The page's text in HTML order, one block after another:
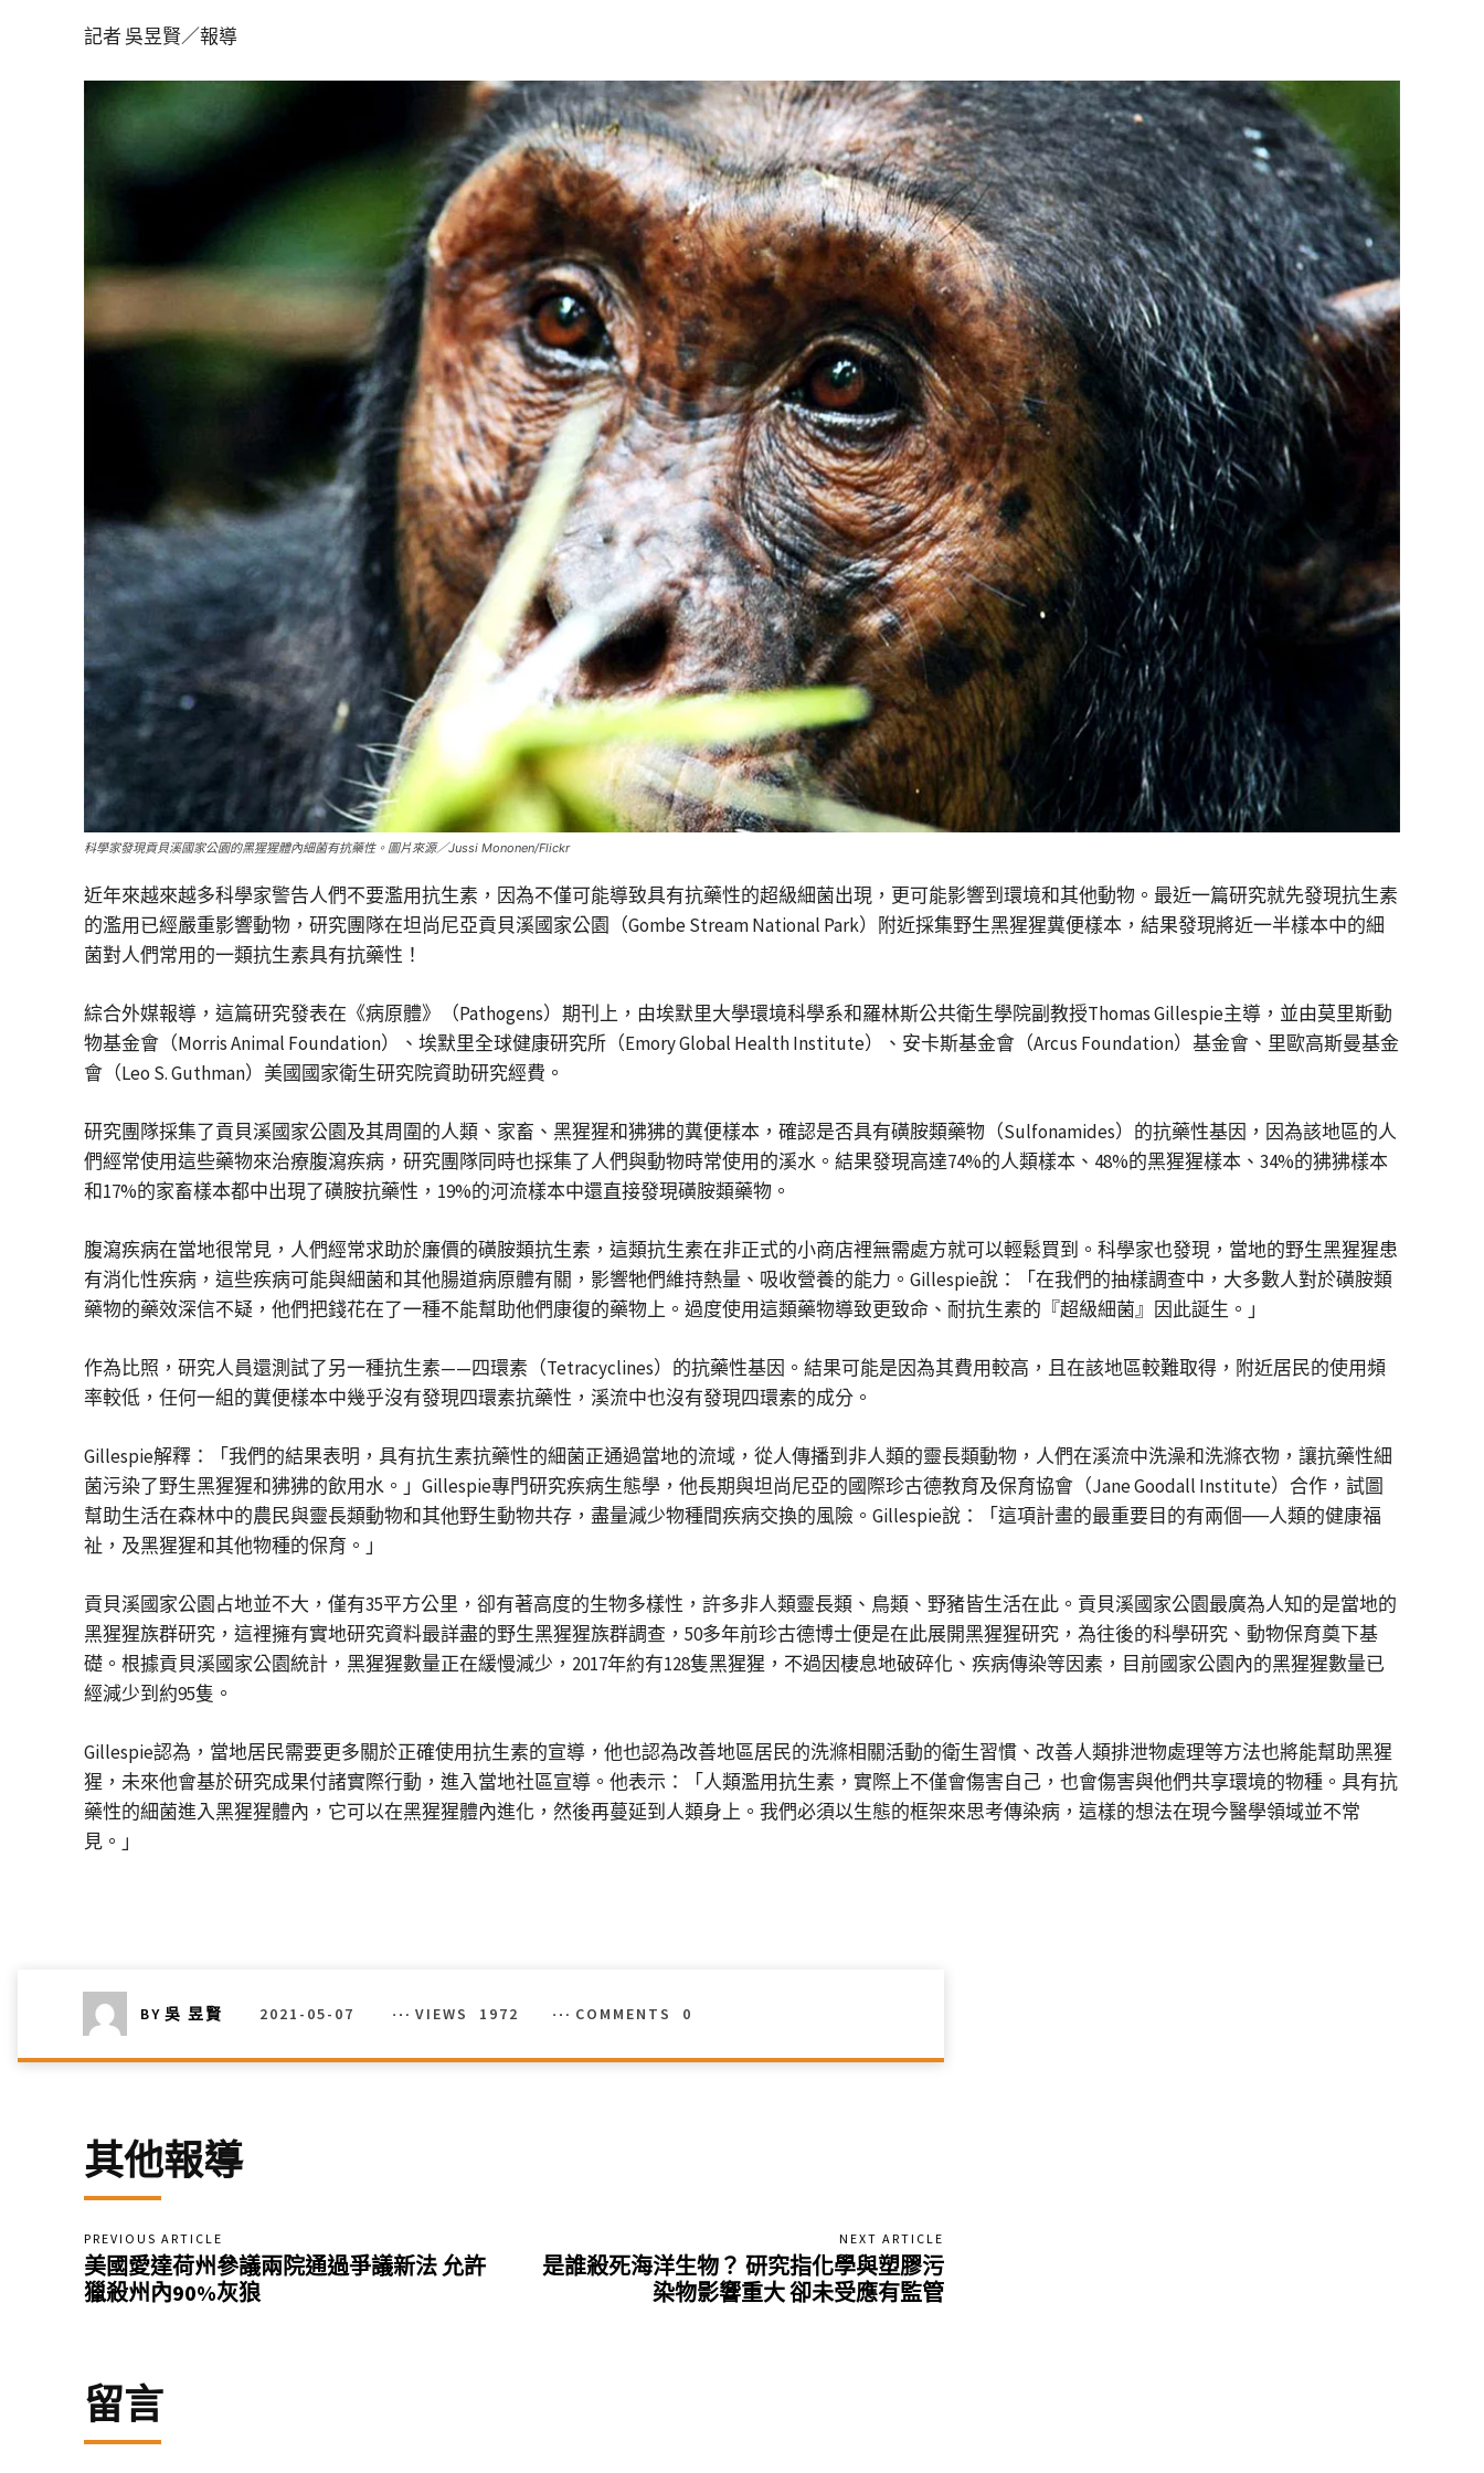
記者 吳昱賢／報導
科學家發現貢貝溪國家公園的黑猩猩體內細菌有抗藥性。圖片來源／Jussi Mononen/Flickr
近年來越來越多科學家警告人們不要濫用抗生素，因為不僅可能導致具有抗藥性的超級細菌出現，更可能影響到環境和其他動物。最近一篇研究就先發現抗生素
的濫用已經嚴重影響動物，研究團隊在坦尚尼亞貢貝溪國家公園（Gombe Stream National Park）附近採集野生黑猩猩糞便樣本，結果發現將近一半樣本中的細
菌對人們常用的一類抗生素具有抗藥性！
綜合外媒報導，這篇研究發表在《病原體》（Pathogens）期刊上，由埃默里大學環境科學系和羅林斯公共衛生學院副教授Thomas Gillespie主導，並由莫里斯動
物基金會（Morris Animal Foundation）、埃默里全球健康研究所（Emory Global Health Institute）、安卡斯基金會（Arcus Foundation）基金會、里歐高斯曼基金
會（Leo S. Guthman）美國國家衛生研究院資助研究經費。
研究團隊採集了貢貝溪國家公園及其周圍的人類、家畜、黑猩猩和狒狒的糞便樣本，確認是否具有磺胺類藥物（Sulfonamides）的抗藥性基因，因為該地區的人
們經常使用這些藥物來治療腹瀉疾病，研究團隊同時也採集了人們與動物時常使用的溪水。結果發現高達74%的人類樣本、48%的黑猩猩樣本、34%的狒狒樣本
和17%的家畜樣本都中出現了磺胺抗藥性，19%的河流樣本中還直接發現磺胺類藥物。
腹瀉疾病在當地很常見，人們經常求助於廉價的磺胺類抗生素，這類抗生素在非正式的小商店裡無需處方就可以輕鬆買到。科學家也發現，當地的野生黑猩猩患
有消化性疾病，這些疾病可能與細菌和其他腸道病原體有關，影響牠們維持熱量、吸收營養的能力。Gillespie說：「在我們的抽樣調查中，大多數人對於磺胺類
藥物的藥效深信不疑，他們把錢花在了一種不能幫助他們康復的藥物上。過度使用這類藥物導致更致命、耐抗生素的『超級細菌』因此誕生。」
作為比照，研究人員還測試了另一種抗生素——四環素（Tetracyclines）的抗藥性基因。結果可能是因為其費用較高，且在該地區較難取得，附近居民的使用頻
率較低，任何一組的糞便樣本中幾乎沒有發現四環素抗藥性，溪流中也沒有發現四環素的成分。
Gillespie解釋：「我們的結果表明，具有抗生素抗藥性的細菌正通過當地的流域，從人傳播到非人類的靈長類動物，人們在溪流中洗澡和洗滌衣物，讓抗藥性細
菌污染了野生黑猩猩和狒狒的飲用水。」Gillespie專門研究疾病生態學，他長期與坦尚尼亞的國際珍古德教育及保育協會（Jane Goodall Institute）合作，試圖
幫助生活在森林中的農民與靈長類動物和其他野生動物共存，盡量減少物種間疾病交換的風險。Gillespie說：「這項計畫的最重要目的有兩個──人類的健康福
祉，及黑猩猩和其他物種的保育。」
貢貝溪國家公園占地並不大，僅有35平方公里，卻有著高度的生物多樣性，許多非人類靈長類、鳥類、野豬皆生活在此。貢貝溪國家公園最廣為人知的是當地的
黑猩猩族群研究，這裡擁有實地研究資料最詳盡的野生黑猩猩族群調查，50多年前珍古德博士便是在此展開黑猩猩研究，為往後的科學研究、動物保育奠下基
礎。根據貢貝溪國家公園統計，黑猩猩數量正在緩慢減少，2017年約有128隻黑猩猩，不過因棲息地破碎化、疾病傳染等因素，目前國家公園內的黑猩猩數量已
經減少到約95隻。
Gillespie認為，當地居民需要更多關於正確使用抗生素的宣導，他也認為改善地區居民的洗滌相關活動的衛生習慣、改善人類排泄物處理等方法也將能幫助黑猩
猩，未來他會基於研究成果付諸實際行動，進入當地社區宣導。他表示：「人類濫用抗生素，實際上不僅會傷害自己，也會傷害與他們共享環境的物種。具有抗
藥性的細菌進入黑猩猩體內，它可以在黑猩猩體內進化，然後再蔓延到人類身上。我們必須以生態的框架來思考傳染病，這樣的想法在現今醫學領域並不常
見。」
BY 吳 昱賢 2021-05-07 VIEWS 1972 COMMENTS 0
其他報導
PREVIOUS ARTICLE
美國愛達荷州參議兩院通過爭議新法 允許
獵殺州內90%灰狼
NEXT ARTICLE
是誰殺死海洋生物？ 研究指化學與塑膠污
染物影響重大 卻未受應有監管
留言